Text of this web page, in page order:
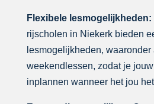
Flexibele lesmogelijkheden:
rijscholen in Niekerk bieden
lesmogelijkheden, waaronder
weekendlessen, zodat je
inplannen wanneer het jou